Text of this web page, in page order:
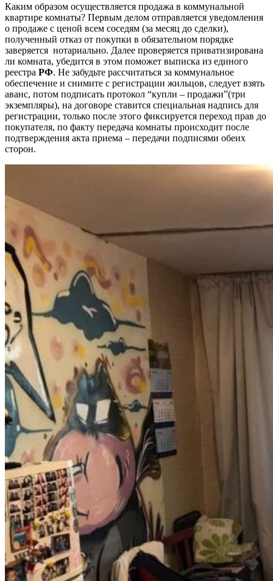
Каким образом осуществляется продажа в коммунальной
квартире комнаты? Первым делом отправляется уведомления
о продаже с ценой всем соседям (за месяц до сделки),
полученный отказ от покупки в обязательном порядке
заверяется нотариально. Далее проверяется приватизирована
ли комната, убедится в этом поможет выписка из единого
реестра РФ. Не забудьте рассчитаться за коммунальное
обеспечение и снимите с регистрации жильцов, следует взять
аванс, потом подписать протокол “купли – продажи”(три
экземпляры), на договоре ставится специальная надпись для
регистрации, только после этого фиксируется переход прав до
покупателя, по факту передача комнаты происходит после
подтверждения акта приема – передачи подписями обеих
сторон.